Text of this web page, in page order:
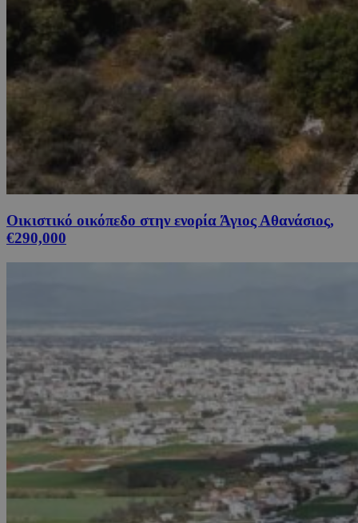
Οικιστικό οικόπεδο στην ενορία Άγιος Αθανάσιος,
€290,000